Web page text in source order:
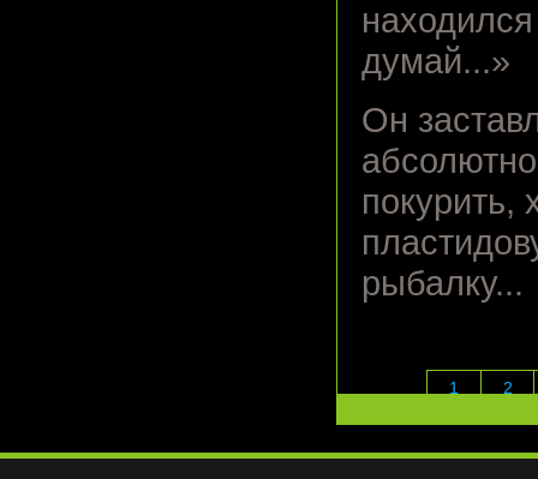
думай...»
Он
покурить,
рыбалку...
1 2